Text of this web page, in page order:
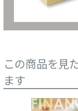
この商品を見
ます